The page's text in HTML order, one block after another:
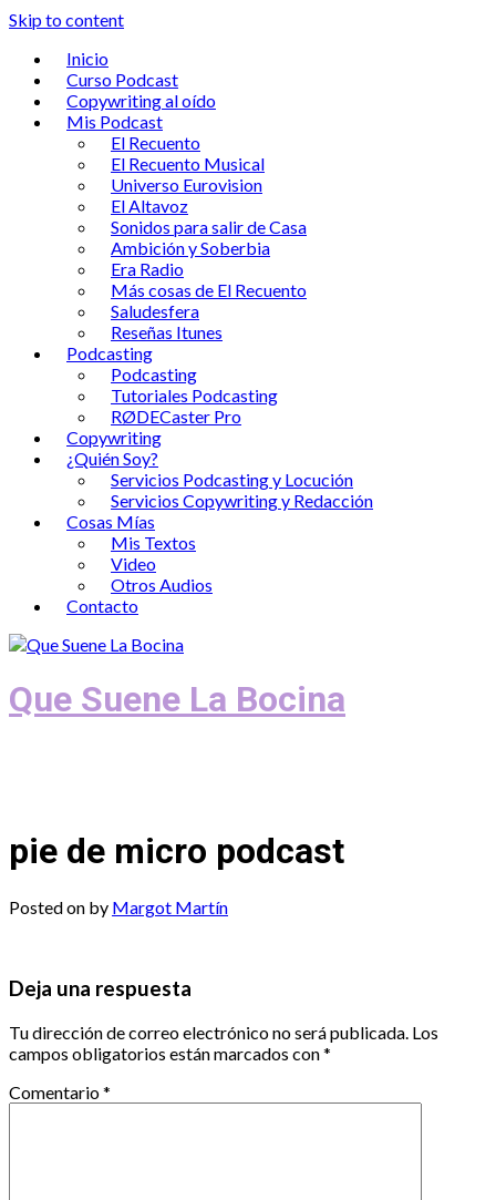
Skip to content
Inicio
Curso Podcast
Copywriting al oído
Mis Podcast
El Recuento
El Recuento Musical
Universo Eurovision
El Altavoz
Sonidos para salir de Casa
Ambición y Soberbia
Era Radio
Más cosas de El Recuento
Saludesfera
Reseñas Itunes
Podcasting
Podcasting
Tutoriales Podcasting
RØDECaster Pro
Copywriting
¿Quién Soy?
Servicios Podcasting y Locución
Servicios Copywriting y Redacción
Cosas Mías
Mis Textos
Video
Otros Audios
Contacto
Que Suene La Bocina
pie de micro podcast
Posted on by Margot Martín
Deja una respuesta
Tu dirección de correo electrónico no será publicada. Los
campos obligatorios están marcados con*
Comentario*